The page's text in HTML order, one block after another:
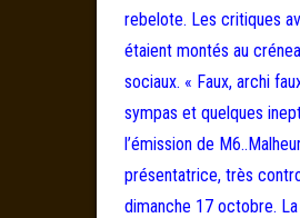
rebelote. Les critiques
étaient montés au
sociaux. « Faux, archi
sympas et quelques
l’émission de
présentatrice, très
dimanche 17 octobre.